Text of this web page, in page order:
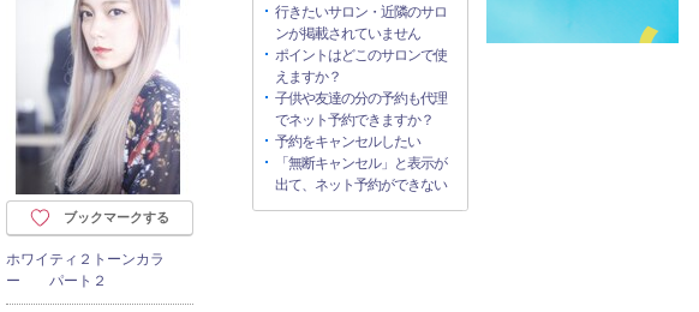
ブックマークする
ホワイティ２トーンカラ
ー パート２
行きたいサロン・近隣のサロ
ンが掲載されていません
ポイントはどこのサロンで使
えますか？
子供や友達の分の予約も代理
でネット予約できますか？
予約をキャンセルしたい
「無断キャンセル」と表示が
出て、ネット予約ができない